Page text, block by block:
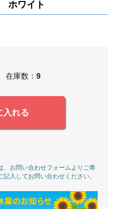
ホワイト
在庫数： 9
入れる
、お問い合わせフォームよりご希
入してお問い合わせください。